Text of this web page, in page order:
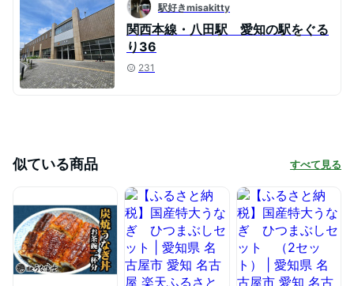
駅好きmisakitty
関西本線・八田駅 愛知の駅をぐる
り36
231
似ている商品 すべて見る